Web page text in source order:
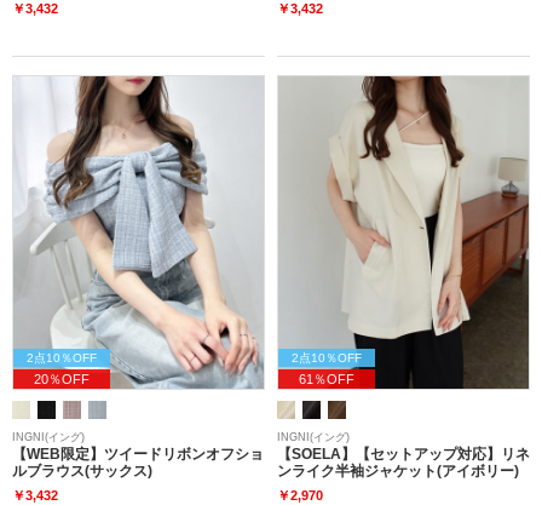
￥3,432 ￥3,432
2点10％OFF
20％OFF
INGNI(イング)
【WEB限定】ツイードリボンオフショ
ルブラウス(サックス)
￥3,432
2点10％OFF
61％OFF
INGNI(イング)
【SOELA】【セットアップ対応】リネ
ンライク半袖ジャケット(アイボリー)
￥2,970